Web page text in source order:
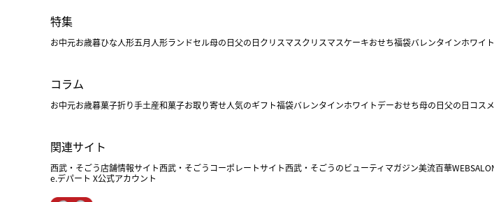
特集
お中元お歳暮ひな人形五月人形ランドセル母の日父の日クリスマスクリスマスケーキおせち福袋バレンタインホワイ
コラム
お中元お歳暮菓子折り手土産和菓子お取り寄せ人気のギフト福袋バレンタインホワイトデーおせち母の日父の日 コスメ
関連サイト
西武・そごう店舗情報サイト西武・そごうコーポレートサイト西武・そごうのビューティマガジン美流百華WEB
e.デパート X公式アカウント